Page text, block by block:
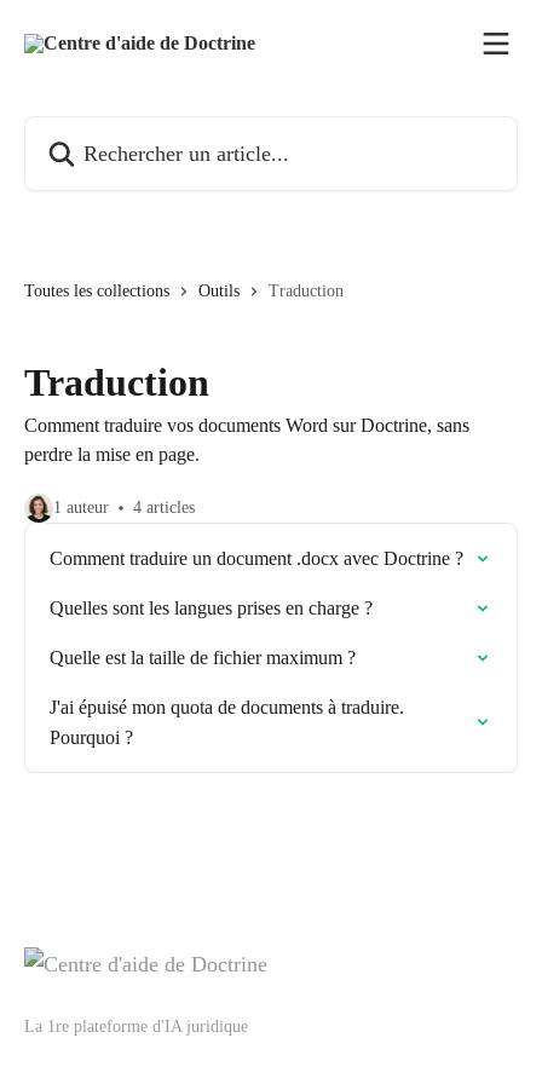
Toutes les collections Outils Traduction
Traduction
Comment traduire vos documents Word sur Doctrine, sans
perdre la mise en page.
1 auteur 4 articles
Comment traduire un document .docx avec Doctrine ?
Quelles sont les langues prises en charge ?
Quelle est la taille de fichier maximum ?
J'ai épuisé mon quota de documents à traduire.
Pourquoi ?
La 1re plateforme d'IA juridique